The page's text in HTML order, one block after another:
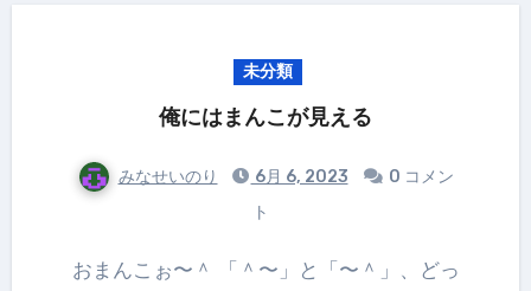
未分類
俺にはまんこが見える
みなせいのり 6月 6, 2023
0 コメン
ト
おまんこぉ〜＾ 「＾〜」と「〜＾」、どっ